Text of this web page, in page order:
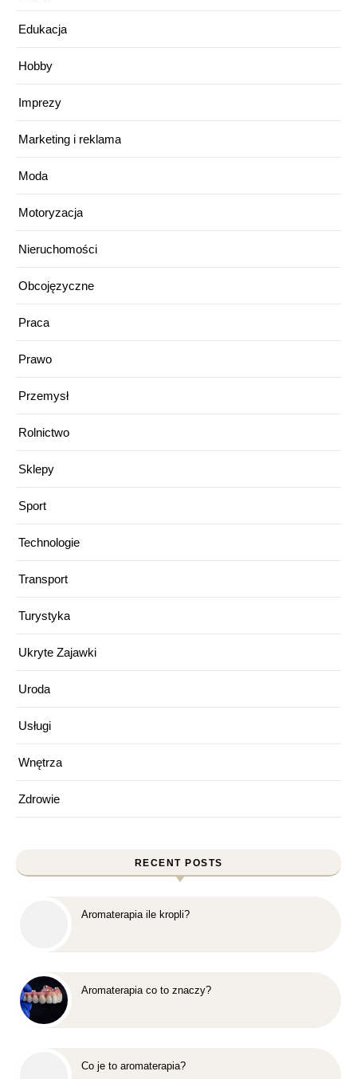
Edukacja
Hobby
Imprezy
Marketing i reklama
Moda
Motoryzacja
Nieruchomości
Obcojęzyczne
Praca
Prawo
Przemysł
Rolnictwo
Sklepy
Sport
Technologie
Transport
Turystyka
Ukryte Zajawki
Uroda
Usługi
Wnętrza
Zdrowie
RECENT POSTS
Aromaterapia ile kropli?
Aromaterapia co to znaczy?
Co je to aromaterapia?